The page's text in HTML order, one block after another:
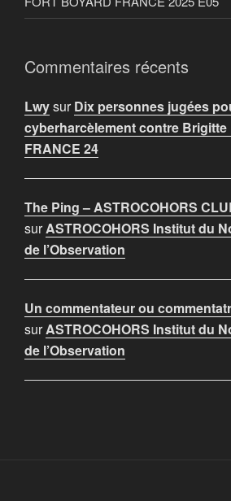
Commentaires récents
LwysurDix personnes jugées
cyberharcèlement contre Brigitte
FRANCE 24
The Ping – ASTROCOHORS
surASTROCOHORS Institut du
de l’Observation
Un commentateur ou
surASTROCOHORS Institut du
de l’Observation